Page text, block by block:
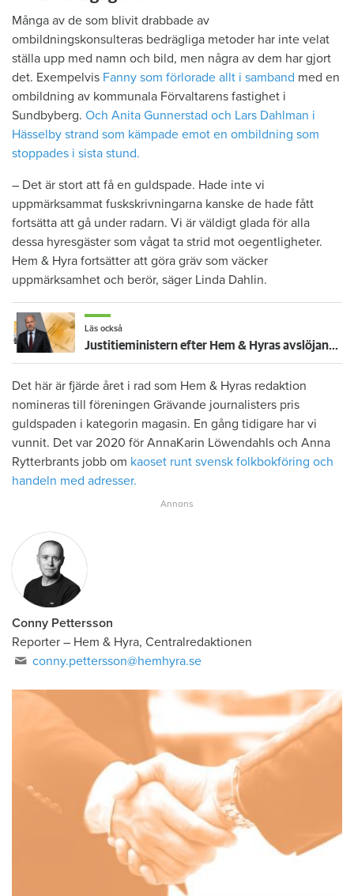
Många av de som blivit drabbade av
ombildningskonsulteras bedrägliga metoder har inte velat
ställa upp med namn och bild, men några av dem har gjort
det. Exempelvis Fanny som förlorade allt i samband med en
ombildning av kommunala Förvaltarens fastighet i
Sundbyberg. Och Anita Gunnerstad och Lars Dahlman i
Hässelby strand som kämpade emot en ombildning som
stoppades i sista stund.
– Det är stort att få en guldspade. Hade inte vi
uppmärksammat fuskskrivningarna kanske de hade fått
fortsätta att gå under radarn. Vi är väldigt glada för alla
dessa hyresgäster som vågat ta strid mot oegentligheter.
Hem & Hyra fortsätter att göra gräv som väcker
uppmärksamhet och berör, säger Linda Dahlin.
Läs också
Justitieministern efter Hem & Hyras avslöjande: ”En ren skumraskbransch”
Det här är fjärde året i rad som Hem & Hyras redaktion
nomineras till föreningen Grävande journalisters pris
guldspaden i kategorin magasin. En gång tidigare har vi
vunnit. Det var 2020 för AnnaKarin Löwendahls och Anna
Rytterbrants jobb om kaoset runt svensk folkbokföring och
handeln med adresser.
Conny Pettersson
Reporter – Hem & Hyra, Centralredaktionen
conny.pettersson@hemhyra.se